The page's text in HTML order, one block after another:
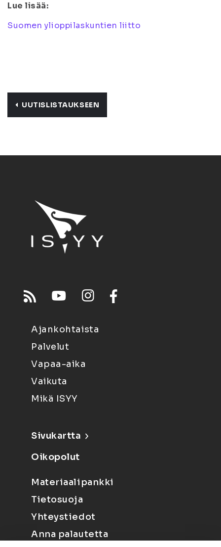
Lue lisää:
Suomen ylioppilaskuntien liitto
UUTISLISTAUKSEEN
Ajankohtaista
Palvelut
Vapaa-aika
Vaikuta
Mikä ISYY
Sivukartta
Oikopolut
Materiaalipankki
Tietosuoja
Yhteystiedot
Anna palautetta